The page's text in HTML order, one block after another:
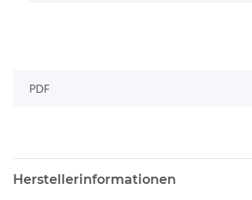
PDF
Herstellerinformationen